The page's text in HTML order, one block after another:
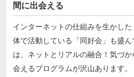
間に出会える
インターネットの仕組みを生かし
体で活動している「同好会」も盛
は、ネットとリアルの融合！気づ
会えるプログラムが沢山あります